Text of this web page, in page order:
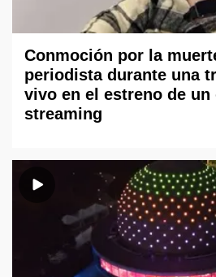
Conmoción por la
periodista durante una
vivo en el estreno de un
streaming